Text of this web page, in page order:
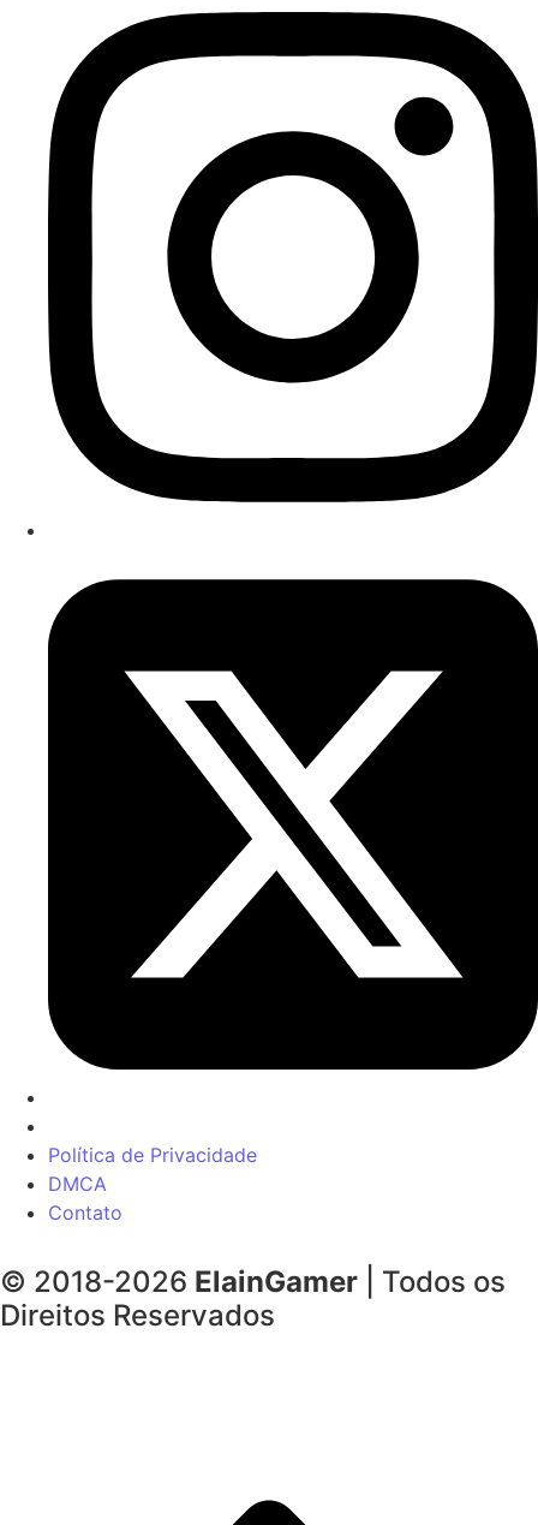
Política de Privacidade
DMCA
Contato
© 2018-2026 ElainGamer | Todos os
Direitos Reservados